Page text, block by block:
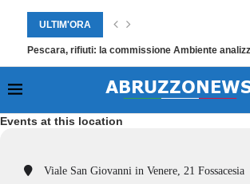
ULTIM'ORA
Pescara, rifiuti: la commissione Ambiente
Events at this location
Viale San Giovanni in Venere, 21 Fossacesia